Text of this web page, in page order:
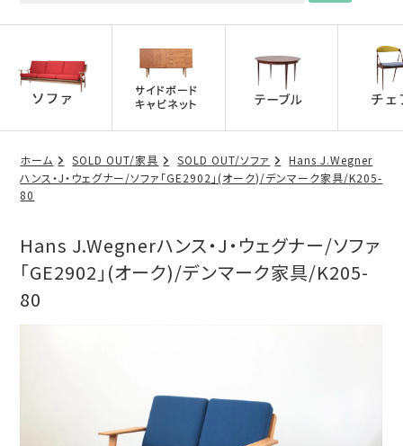
ホーム SOLD OUT/家具 SOLD OUT/ソファ
Hans J.Wegner
ハンス・J・ウェグナー/ソファ「GE2902」(オーク)/デンマーク家具/K205-
80
Hans J.Wegnerハンス・J・ウェグナー/ソファ
「GE2902」(オーク)/デンマーク家具/K205-
80